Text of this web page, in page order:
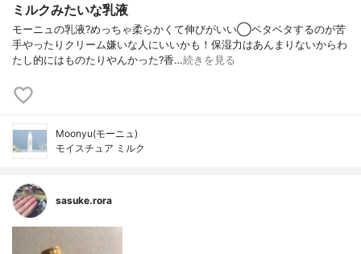
ミルクみたいな乳液
モーニュの乳液?めっちゃ柔らかくて伸びがいい◯ベタベタするのが苦
手やったりクリーム嫌いな人にいいかも！保湿力はあんまりないからわ
たし的にはものたりやんかった?香…続きを見る
Moonyu(モーニュ)
モイスチュア ミルク
sasuke.rora